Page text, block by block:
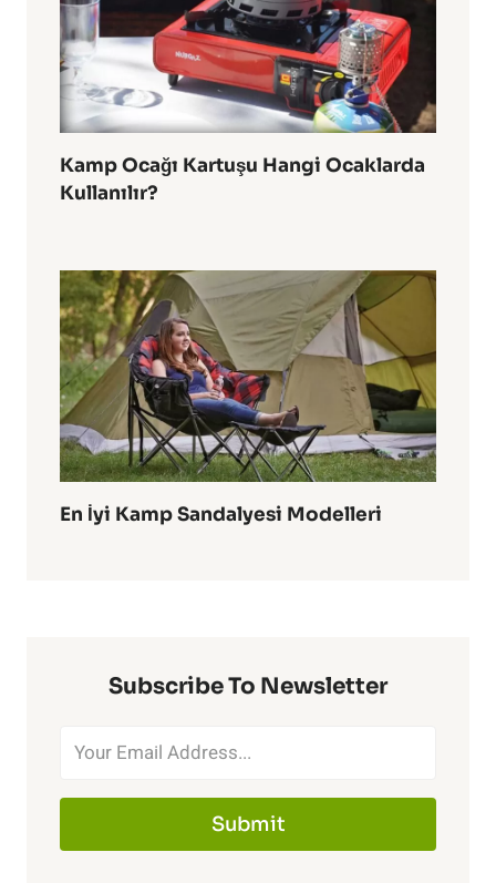
Kamp Ocağı Kartuşu Hangi Ocaklarda
Kullanılır?
En İyi Kamp Sandalyesi Modelleri
Subscribe To Newsletter
Submit